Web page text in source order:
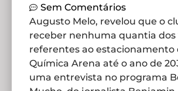
Sem Comentários
Augusto Melo, revelou que o
receber nenhuma quantia dos
referentes ao estacionamento
Química Arena até o ano de
uma entrevista no programa